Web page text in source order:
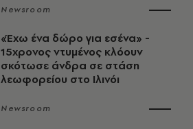
Newsroom
«Έχω ένα δώρο για εσένα» -
15χρονος ντυμένος κλόουν
σκότωσε άνδρα σε στάση
λεωφορείου στο Ιλινόι
Newsroom